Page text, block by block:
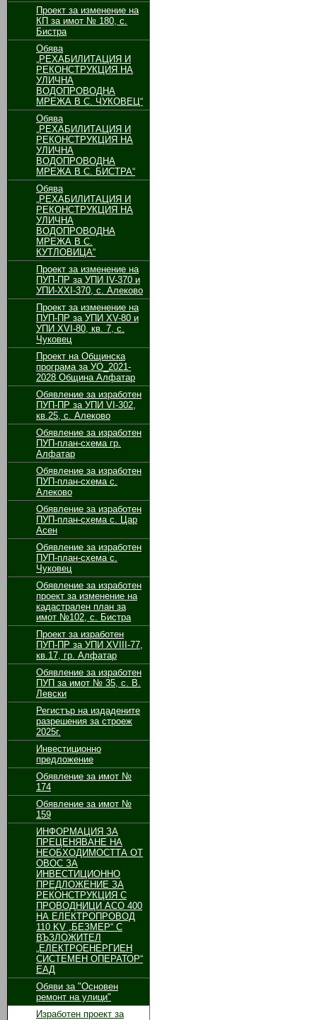
Проект за изменение на
КП за имот № 180, с.
Бистра
Обява
„РЕХАБИЛИТАЦИЯ И
РЕКОНСТРУКЦИЯ НА
УЛИЧНА
ВОДОПРОВОДНА
МРЕЖА В С. ЧУКОВЕЦ“
Обява
„РЕХАБИЛИТАЦИЯ И
РЕКОНСТРУКЦИЯ НА
УЛИЧНА
ВОДОПРОВОДНА
МРЕЖА В С. БИСТРА“
Обява
„РЕХАБИЛИТАЦИЯ И
РЕКОНСТРУКЦИЯ НА
УЛИЧНА
ВОДОПРОВОДНА
МРЕЖА В С.
КУТЛОВИЦА“
Проект за изменение на
ПУП-ПР за УПИ ІV-370 и
УПИ-ХХІ-370, с. Алеково
Проект за изменение на
ПУП-ПР за УПИ ХV-80 и
УПИ ХVІ-80, кв. 7, с.
Чуковец
Проект на Общинска
програма за УО_2021-
2028 Община Алфатар
Обявление за изработен
ПУП-ПР за УПИ VІ-302,
кв.25, с. Алеково
Обявление за изработен
ПУП-план-схема гр.
Алфатар
Обявление за изработен
ПУП-план-схема с.
Алеково
Обявление за изработен
ПУП-план-схема с. Цар
Асен
Обявление за изработен
ПУП-план-схема с.
Чуковец
Обявление за изработен
проект за изменение на
кадастрален план за
имот №102, с. Бистра
Проект за изработен
ПУП-ПР за УПИ ХVІІІ-77,
кв.17, гр. Алфатар
Обявление за изработен
ПУП за имот № 35, с. В.
Левски
Регистър на издадените
разрешения за строеж
2025г.
Инвестиционно
предложение
Обявление за имот №
174
Обявление за имот №
159
ИНФОРМАЦИЯ ЗА
ПРЕЦЕНЯВАНЕ НА
НЕОБХОДИМОСТТА ОТ
ОВОС ЗА
ИНВЕСТИЦИОННО
ПРЕДЛОЖЕНИЕ ЗА
РЕКОНСТРУКЦИЯ С
ПРОВОДНИЦИ АСО 400
НА ЕЛЕКТРОПРОВОД
110 KV „БЕЗМЕР“ С
ВЪЗЛОЖИТЕЛ
„ЕЛЕКТРОЕНЕРГИЕН
СИСТЕМЕН ОПЕРАТОР“
ЕАД
Обяви за "Основен
ремонт на улици"
Изработен проект за